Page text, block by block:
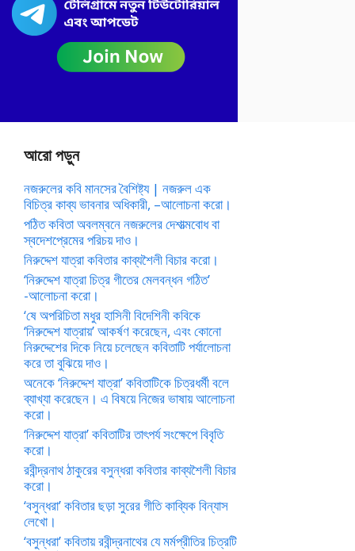
আরো পড়ুন
নজরুলের কবি মানসের বৈশিষ্ট্য | নজরুল এক
বিচিত্র কাব্য ভাবনার অধিকারী, –আলোচনা করো।
পঠিত কবিতা অবলম্বনে নজরুলের দেশাত্মবোধ বা
স্বদেশপ্রেমের পরিচয় দাও।
নিরুদ্দেশ যাত্রা কবিতার কাব্যশৈলী বিচার করো।
‘নিরুদ্দেশ যাত্রা চিত্র গীতের মেলবন্ধন গঠিত’
-আলোচনা করো।
‘ষে অপরিচিতা মধুর হাসিনী বিদেশিনী কবিকে
‘নিরুদ্দেশ যাত্রায়’ আকর্ষণ করেছেন, এবং কোনো
নিরুদ্দেশের দিকে নিয়ে চলেছেন কবিতাটি পর্যালোচনা
করে তা বুঝিয়ে দাও।
অনেকে ‘নিরুদ্দেশ যাত্রা’ কবিতাটিকে চিত্রধর্মী বলে
ব্যাখ্যা করেছেন। এ বিষয়ে নিজের ভাষায় আলোচনা
করো।
‘নিরুদ্দেশ যাত্রা’ কবিতাটির তাৎপর্য সংক্ষেপে বিবৃতি
করো।
রবীন্দ্রনাথ ঠাকুরের বসুন্ধরা কবিতার কাব্যশৈলী বিচার
করো।
‘বসুন্ধরা’ কবিতার ছড়া সুরের গীতি কাব্যিক বিন্যাস
লেখো।
‘বসুন্ধরা’ কবিতায় রবীন্দ্রনাথের যে মর্মপ্রীতির চিত্রটি